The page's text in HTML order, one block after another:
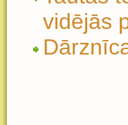
vidējās